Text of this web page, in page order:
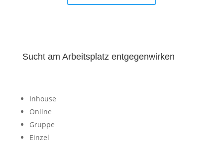
Sucht am Arbeitsplatz entgegenwirken
Inhouse
Online
Gruppe
Einzel